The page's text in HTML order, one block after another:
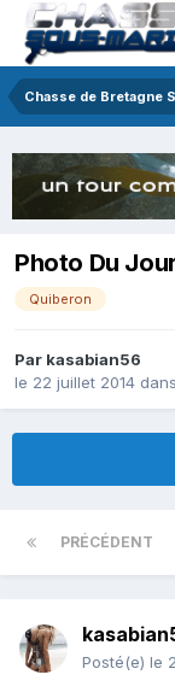
Chasse de Bretagne
Photo Du
Quiberon
Par kasabian56
le 22 juillet 2014 dans
PRÉCÉDENT
Posté(e) le